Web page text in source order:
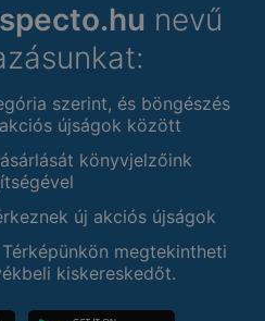
nevű
szerint, és böngészés
újságok között
könyvjelzőink
új akciós újságok
megtekintheti
kiskereskedőt.